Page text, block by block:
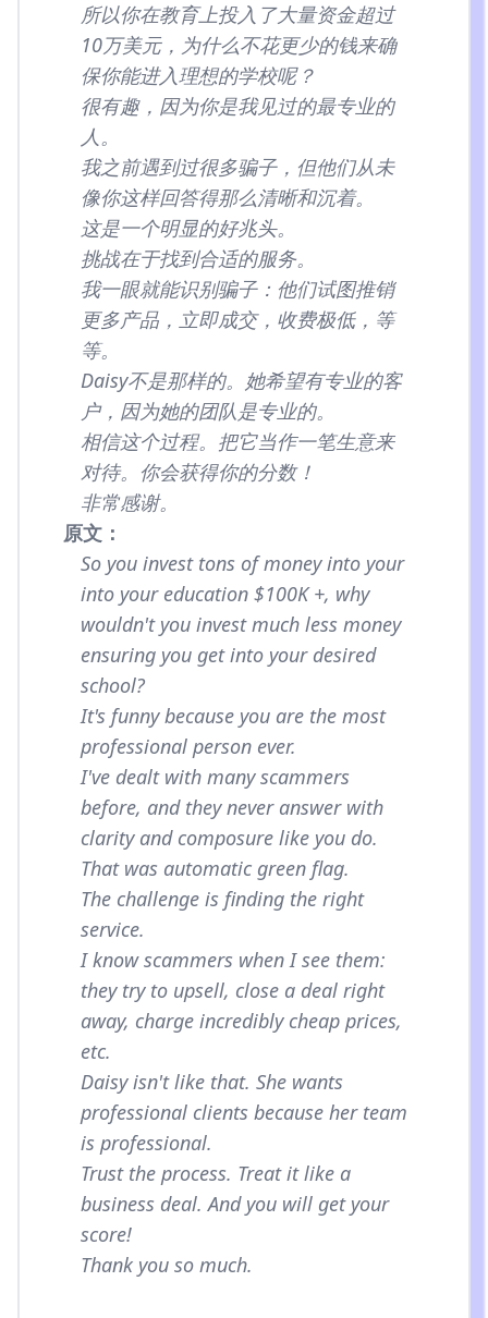
所以你在教育上投入了大量资金超过
10万美元，为什么不花更少的钱来确
保你能进入理想的学校呢？
很有趣，因为你是我见过的最专业的
人。
我之前遇到过很多骗子，但他们从未
像你这样回答得那么清晰和沉着。
这是一个明显的好兆头。
挑战在于找到合适的服务。
我一眼就能识别骗子：他们试图推销
更多产品，立即成交，收费极低，等
等。
Daisy不是那样的。她希望有专业的客
户，因为她的团队是专业的。
相信这个过程。把它当作一笔生意来
对待。你会获得你的分数！
非常感谢。
原文：
So you invest tons of money into your
into your education $100K +, why
wouldn't you invest much less money
ensuring you get into your desired
school?
It's funny because you are the most
professional person ever.
I've dealt with many scammers
before, and they never answer with
clarity and composure like you do.
That was automatic green flag.
The challenge is finding the right
service.
I know scammers when I see them:
they try to upsell, close a deal right
away, charge incredibly cheap prices,
etc.
Daisy isn't like that. She wants
professional clients because her team
is professional.
Trust the process. Treat it like a
business deal. And you will get your
score!
Thank you so much.